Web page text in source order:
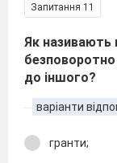
Запитання 11
Як називають
до іншого?
варіанти
гранти;